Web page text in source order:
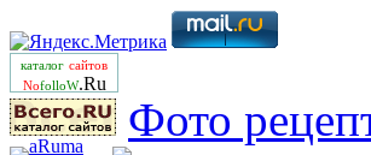
каталог сайтов
NofolloW.Ru
Фото